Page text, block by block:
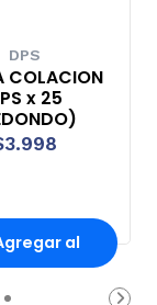
DPS
COLACION
x 25
al
Carro